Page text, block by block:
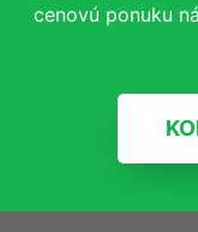
cenovú ponuku